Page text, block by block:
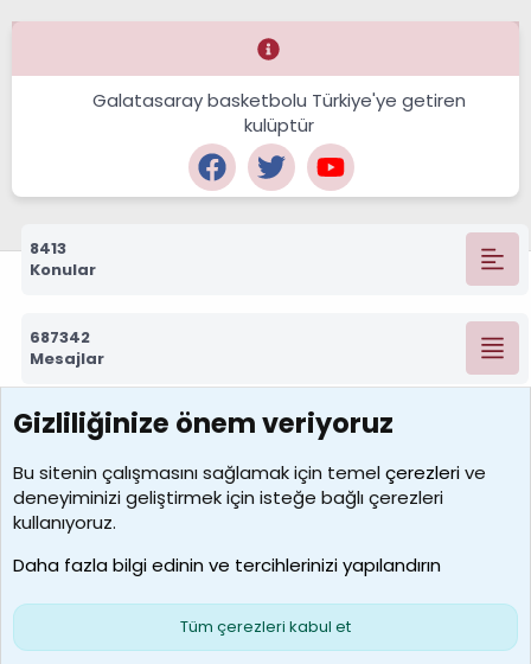
Galatasaray basketbolu Türkiye'ye getiren
kulüptür
8413
Konular
687342
Mesajlar
7390
Kullanıcılar
MosesBrownHayranı
Son üye
Çerezler
S
Gizliliğinize önem veriyoruz
Bu sitenin çalışmasını sağlamak için temelçerezlerive
deneyiminizi geliştirmek için isteğe bağlı çerezleri
kullanıyoruz.
Daha fazla bilgi edinin ve tercihlerinizi yapılandırın
Tüm çerezleri kabul et